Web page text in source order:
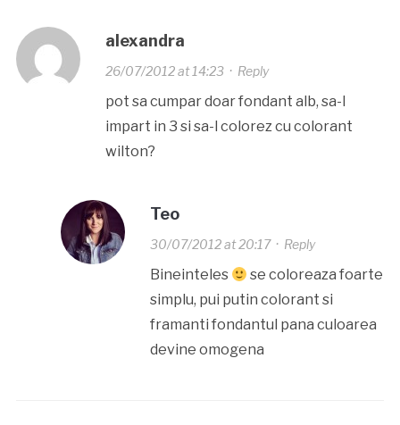
alexandra
26/07/2012 at 14:23· Reply
pot sa cumpar doar fondant alb, sa-l
impart in 3 si sa-l colorez cu colorant
wilton?
Teo
30/07/2012 at 20:17· Reply
Bineinteles
se coloreaza foarte
simplu, pui putin colorant si
framanti fondantul pana culoarea
devine omogena